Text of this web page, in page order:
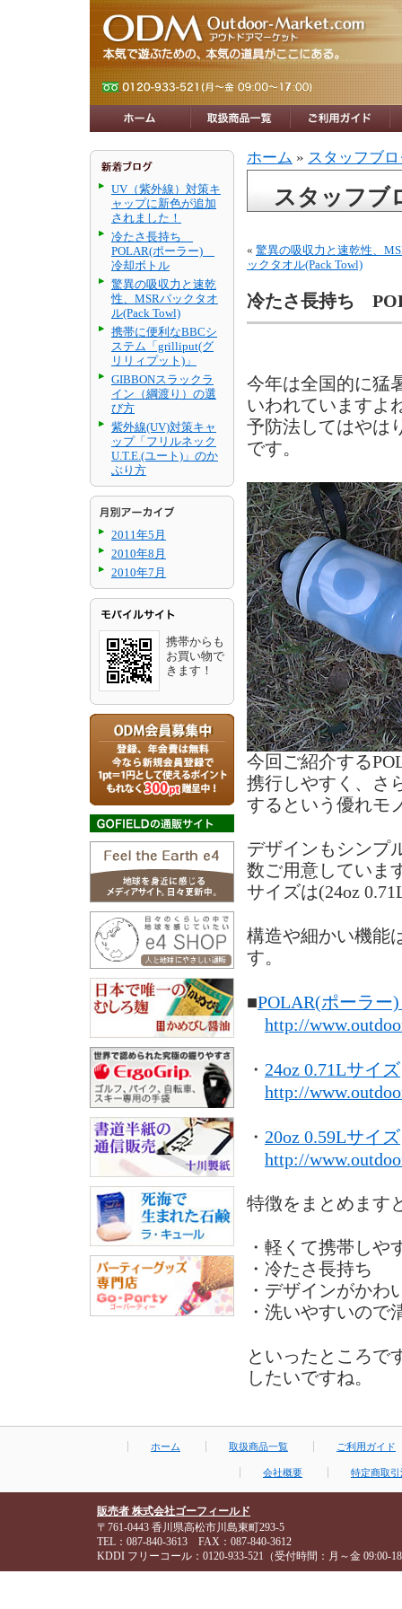
UV（紫外線）対策キ
ャップに新色が追加
されました！
冷たさ長持ち
POLAR(ポーラー)
冷却ボトル
驚異の吸収力と速乾
性、MSRパックタオ
ル(Pack Towl)
携帯に便利なBBCシ
ステム「grilliput(グ
リリィプット)」
GIBBONスラックラ
イン（綱渡り）の選
び方
紫外線(UV)対策キャ
ップ「フリルネック
U.T.E.(ユート)」のか
ぶり方
2011年5月
2010年8月
2010年7月
携帯からも
お買い物で
きます！
ホーム » スタッフブ
スタッフブ
« 驚異の吸収力と速乾性、
ックタオル(Pack Towl)
冷たさ長持ち
今年は全国的に猛
いわれていますよ
予防法してはやは
です。
今回ご紹介する
携行しやすく、さ
するという優れモ
デザインもシンプ
数ご用意していま
サイズは(24oz
構造や細かい機能
す。
■POLAR(ポーラ
http://
・ 24oz 0.71Lサイズ
http://
・ 20oz 0.59Lサイズ
http://
特徴をまとめます
・軽くて携帯しや
・冷たさ長持ち
・デザインがかわ
・洗いやすいので
といったところで
したいですね。
ホーム 取扱商品一覧 ご利用ガイド
会社概要 特定商取
販売者 株式会社ゴーフィールド
〒761-0443 香川県高松市川島東町293-5
TEL：087-840-3613 FAX：087-840-3612
KDDI フリーコール：0120-933-521（受付時間：月～金 09:00-